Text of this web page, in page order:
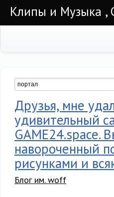
Клипы и Музыка ,
Друзья, мне
удивительный
GAME24.space.
навороченный
рисунками и
Блог им. woff